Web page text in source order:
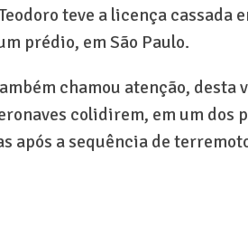
teve a licença cassada
prédio, em São Paulo.
chamou atenção, desta
colidirem, em um dos
após a sequência de